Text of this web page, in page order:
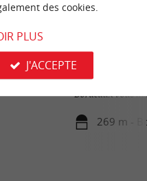
port de la
en 2007.
Love Bordeaux
Love Bordeaux :
Entre
Bordeaux vous
269 m -
des cookies.
PLUS
J'ACCEPTE